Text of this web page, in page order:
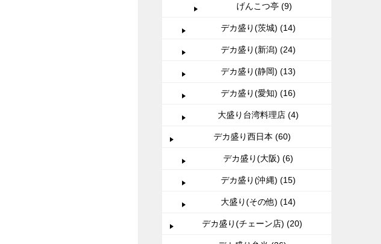
げんこつ亭 (9)
デカ盛り(茨城) (14)
デカ盛り(新潟) (24)
デカ盛り(静岡) (13)
デカ盛り(愛知) (16)
大盛り台湾料理店 (4)
デカ盛り西日本 (60)
デカ盛り(大阪) (6)
デカ盛り(沖縄) (15)
大盛り(その他) (14)
デカ盛り(チェーン店) (20)